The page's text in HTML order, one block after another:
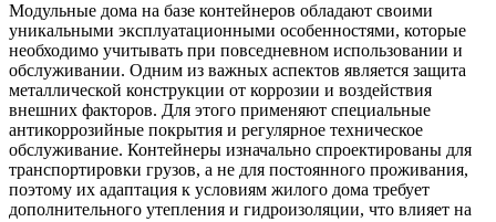
Модульные дома на базе контейнеров обладают своими
уникальными эксплуатационными особенностями, которые
необходимо учитывать при повседневном использовании и
обслуживании. Одним из важных аспектов является защита
металлической конструкции от коррозии и воздействия
внешних факторов. Для этого применяют специальные
антикоррозийные покрытия и регулярное техническое
обслуживание. Контейнеры изначально спроектированы для
транспортировки грузов, а не для постоянного проживания,
поэтому их адаптация к условиям жилого дома требует
дополнительного утепления и гидроизоляции, что влияет на